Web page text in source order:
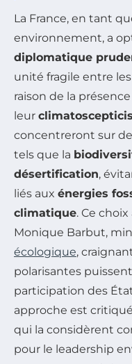
La France, en tant
environnement, a
diplomatique
unité fragile entre
raison de la
leur
concentreront sur
tels que la
désertification,
liés aux énergies
climatique. Ce
Monique Barbut,
écologique,
polarisantes
participation des
approche est
qui la considèrent
pour le leadership